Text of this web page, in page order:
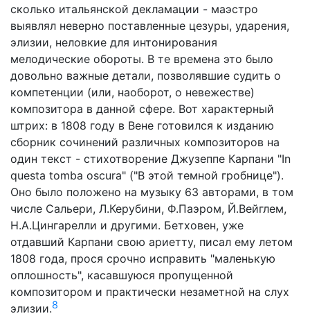
сколько итальянской декламации - маэстро
выявлял неверно поставленные цезуры, ударения,
элизии, неловкие для интонирования
мелодические обороты. В те времена это было
довольно важные детали, позволявшие судить о
компетенции (или, наоборот, о невежестве)
композитора в данной сфере. Вот характерный
штрих: в 1808 году в Вене готовился к изданию
сборник сочинений различных композиторов на
один текст - стихотворение Джузеппе Карпани "In
questa tomba oscura" ("В этой темной гробнице").
Оно было положено на музыку 63 авторами, в том
числе Сальери, Л.Керубини, Ф.Паэром, Й.Вейглем,
Н.А.Цингарелли и другими. Бетховен, уже
отдавший Карпани свою ариетту, писал ему летом
1808 года, прося срочно исправить "маленькую
оплошность", касавшуюся пропущенной
композитором и практически незаметной на слух
элизии.8